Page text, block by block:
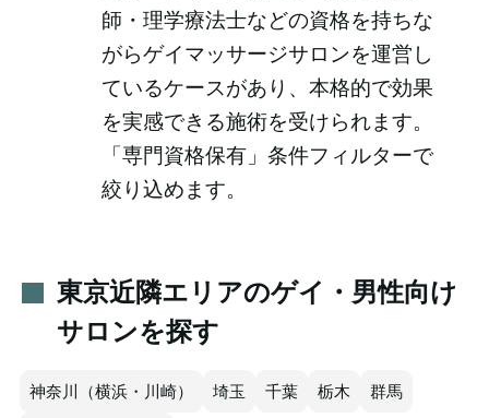
師・理学療法士などの資格を持ちな
がらゲイマッサージサロンを運営し
ているケースがあり、本格的で効果
を実感できる施術を受けられます。
「専門資格保有」条件フィルターで
絞り込めます。
東京近隣エリアのゲイ・男性向け
サロンを探す
神奈川（横浜・川崎） 埼玉 千葉 栃木 群馬